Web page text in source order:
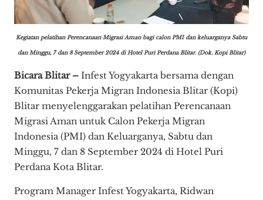
Kegiatan pelatihan Perencanaan Migrasi Aman bagi calon PMI dan keluarganya Sabtu
dan Minggu, 7 dan 8 September 2024 di Hotel Puri Perdana Blitar. (Dok. Kopi Blitar)
Bicara Blitar – Infest Yogyakarta bersama dengan
Komunitas Pekerja Migran Indonesia Blitar (Kopi)
Blitar menyelenggarakan pelatihan Perencanaan
Migrasi Aman untuk Calon Pekerja Migran
Indonesia (PMI) dan Keluarganya, Sabtu dan
Minggu, 7 dan 8 September 2024 di Hotel Puri
Perdana Kota Blitar.
Program Manager Infest Yogyakarta, Ridwan